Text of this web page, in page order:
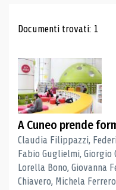
Risultati di
Documenti trovati: 1
A Cuneo prende
Claudia Filippazzi,
Fabio Guglielmi, Giorgio
Lorella Bono, Giovanna
Chiavero, Michela Ferrero